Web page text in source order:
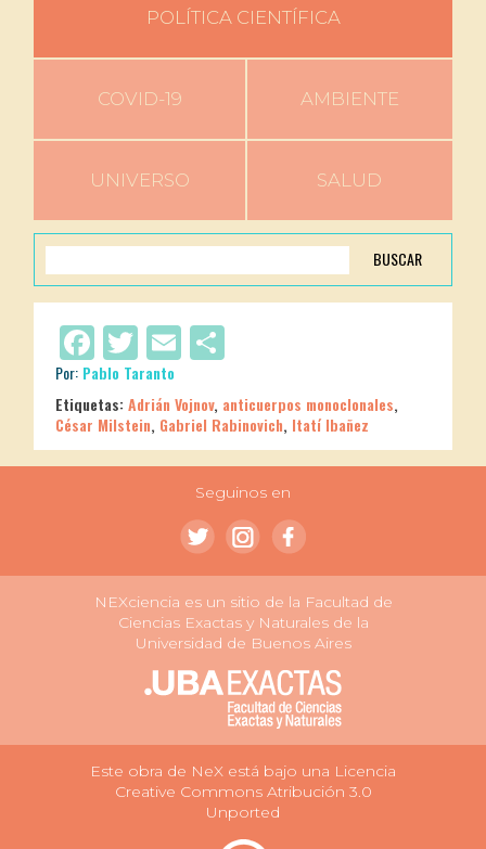
POLÍTICA CIENTÍFICA
COVID-19 AMBIENTE
UNIVERSO SALUD
BUSCAR
Facebook
Twitter
Email
Por: Pablo Taranto
Etiquetas:Adrián Vojnov, anticuerpos monoclonales,
César Milstein, Gabriel Rabinovich, Itatí Ibañez
Seguinos en
NEXciencia es un sitio de la Facultad de
Ciencias Exactas y Naturales de la
Universidad de Buenos Aires
Este obra de NeX está bajo una Licencia
Creative Commons Atribución 3.0
Unported